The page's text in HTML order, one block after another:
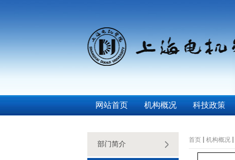
网站首页 机构概况 科技政策
部门简介
首页 机构概况